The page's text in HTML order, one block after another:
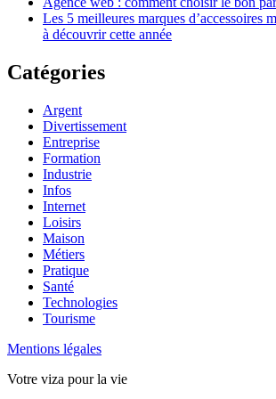
Les 5 meilleures marques d’accessoires
à découvrir cette année
Catégories
Argent
Divertissement
Entreprise
Formation
Industrie
Infos
Internet
Loisirs
Maison
Métiers
Pratique
Santé
Technologies
Tourisme
Mentions légales
Votre viza pour la vie